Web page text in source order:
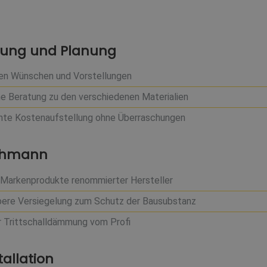
und Planung
Wünschen und Vorstellungen
Beratung zu den verschiedenen Materialien
Kostenaufstellung ohne Überraschungen
renommierter Hersteller
Versiegelung zum Schutz der Bausubstanz
Trittschalldämmung vom Profi